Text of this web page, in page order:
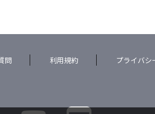
問 利用規約 プライバシ